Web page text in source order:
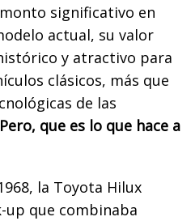
significativo en
actual, su valor
y atractivo para
clásicos, más que
de las
que es lo que hace a
la Toyota Hilux
que combinaba